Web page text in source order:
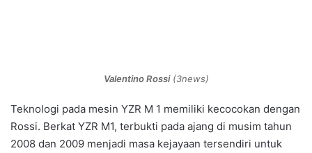
Valentino Rossi(3news)
Teknologi pada mesin YZR M 1 memiliki kecocokan dengan
Rossi. Berkat YZR M1, terbukti pada ajang di musim tahun
2008 dan 2009 menjadi masa kejayaan tersendiri untuk